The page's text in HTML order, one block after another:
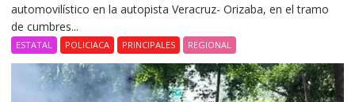
automovilístico en la autopista Veracruz- Orizaba, en el tramo
de cumbres...
ESTATAL POLICIACA PRINCIPALES REGIONAL